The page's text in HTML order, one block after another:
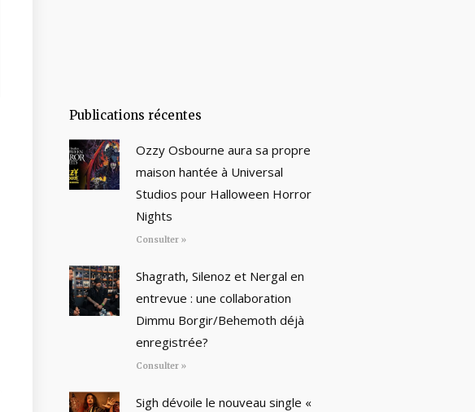
Publications récentes
Ozzy Osbourne aura sa propre
maison hantée à Universal
Studios pour Halloween Horror
Nights
Consulter »
Shagrath, Silenoz et Nergal en
entrevue : une collaboration
Dimmu Borgir/Behemoth déjà
enregistrée?
Consulter »
Sigh dévoile le nouveau single «